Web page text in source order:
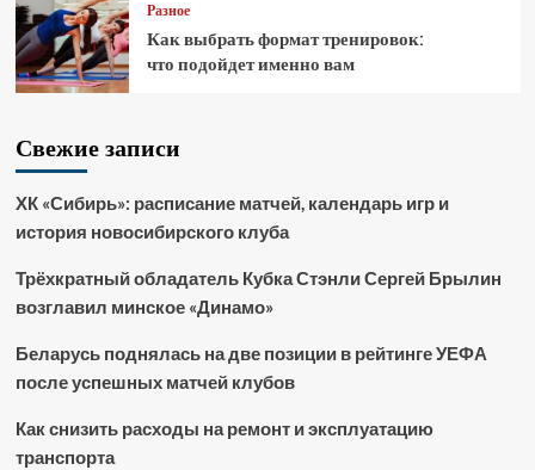
Разное
Как выбрать формат тренировок:
что подойдет именно вам
Свежие записи
ХК «Сибирь»: расписание матчей, календарь игр и
история новосибирского клуба
Трёхкратный обладатель Кубка Стэнли Сергей Брылин
возглавил минское «Динамо»
Беларусь поднялась на две позиции в рейтинге УЕФА
после успешных матчей клубов
Как снизить расходы на ремонт и эксплуатацию
транспорта